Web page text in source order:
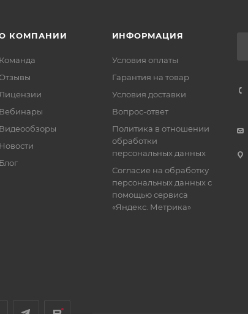
КОМПАНИИ
Команда
Лицензии
Вебинары
Видеообзоры
Новости
Блог
ИНФОРМАЦИЯ
Условия оплаты
Гарантия на товар
Условия доставки
Вопрос-ответ
Политика в отношении
обработки
персональных данных
Согласие на обработку
персональных данных с
помощью сервиса
«Яндекс. Метрика»